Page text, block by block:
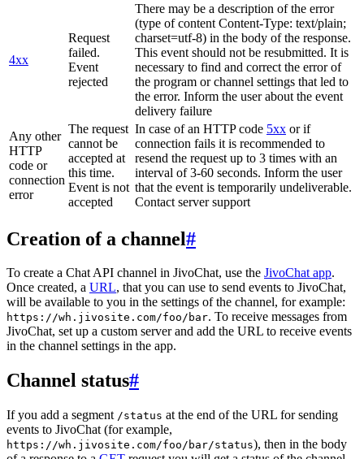
4xx
Request
failed.
Event
rejected
There may be a description of the error
(type of content Content-Type: text/plain;
charset=utf-8) in the body of the response.
This event should not be resubmitted. It is
necessary to find and correct the error of
the program or channel settings that led to
the error. Inform the user about the event
delivery failure
Any other
HTTP
code or
connection
error
The request
cannot be
accepted at
this time.
Event is not
accepted
In case of an HTTP code 5xx or if
connection fails it is recommended to
resend the request up to 3 times with an
interval of 3-60 seconds. Inform the user
that the event is temporarily undeliverable.
Contact server support
Creation of a channel#
To create a Chat API channel in JivoChat, use the JivoChat app.
Once created, a URL, that you can use to send events to JivoChat,
will be available to you in the settings of the channel, for example:
https://wh.jivosite.com/foo/bar. To receive messages from
JivoChat, set up a custom server and add the URL to receive events
in the channel settings in the app.
Channel status#
If you add a segment /status at the end of the URL for sending
events to JivoChat (for example,
https://wh.jivosite.com/foo/bar/status), then in the body